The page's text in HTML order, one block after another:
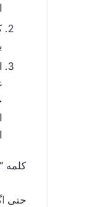
کلمه
حتی